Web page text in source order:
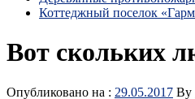
Коттеджный поселок
Вот скольких
Опубликовано на : 29.05.2017 By